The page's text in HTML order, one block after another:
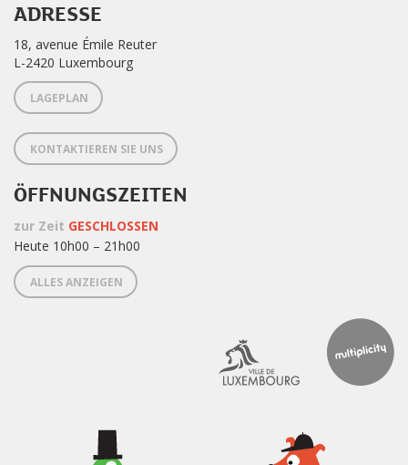
ADRESSE
18, avenue Émile Reuter
L-2420 Luxembourg
LAGEPLAN
KONTAKTIEREN SIE UNS
ÖFFNUNGSZEITEN
zur Zeit GESCHLOSSEN
Heute 10h00 – 21h00
ALLES ANZEIGEN